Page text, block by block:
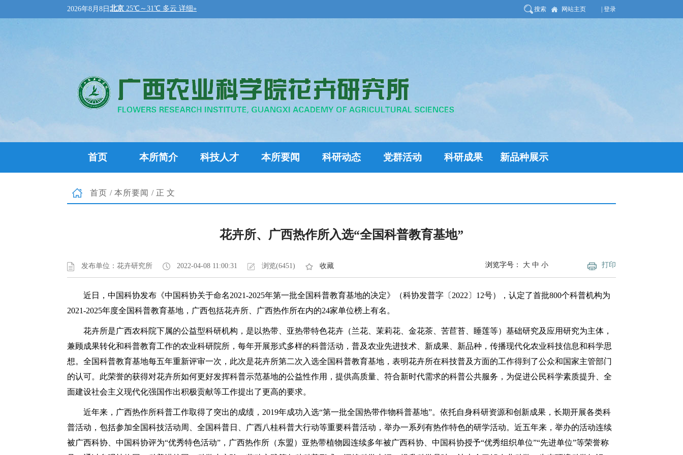
2026年8月8日 搜索 网站主页 | 登录
首页 本所简介 科技人才 本所要闻 科研动态 党群活动 科研成果 新品种展示
首页 / 本所要闻 /正文
花卉所、广西热作所入选“全国科普教育基地”
发布单位：花卉研究所 2022-04-08 11:00:31 浏览(6451) 收藏 打印
浏览字号： 大 中 小
近日，中国科协发布《中国科协关于命名2021-2025年第一批全国科普教育基地的决定》（科协发普字〔2022〕12号），认定了首批800个科普机构为
2021-2025年度全国科普教育基地，广西包括花卉所、广西热作所在内的24家单位榜上有名。
花卉所是广西农科院下属的公益型科研机构，是以热带、亚热带特色花卉（兰花、茉莉花、金花茶、苦苣苔、睡莲等）基础研究及应用研究为主体，
兼顾成果转化和科普教育工作的农业科研院所，每年开展形式多样的科普活动，普及农业先进技术、新成果、新品种，传播现代化农业科技信息和科学思
想。全国科普教育基地每五年重新评审一次，此次是花卉所第二次入选全国科普教育基地，表明花卉所在科技普及方面的工作得到了公众和国家主管部门
的认可。此荣誉的获得对花卉所如何更好发挥科普示范基地的公益性作用，提供高质量、符合新时代需求的科普公共服务，为促进公民科学素质提升、全
面建设社会主义现代化强国作出积极贡献等工作提出了更高的要求。
近年来，广西热作所科普工作取得了突出的成绩，2019年成功入选“第一批全国热带作物科普基地”。依托自身科研资源和创新成果，长期开展各类科
普活动，包括参加全国科技活动周、全国科普日、广西八桂科普大行动等重要科普活动，举办一系列有热作特色的研学活动。近五年来，举办的活动连续
被广西科协、中国科协评为“优秀特色活动”，广西热作所（东盟）亚热带植物园连续多年被广西科协、中国科协授予“优秀组织单位”“先进单位”等荣誉称